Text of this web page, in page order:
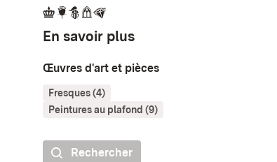
En savoir plus
Œuvres d'art et pièces
Fresques (4)
Peintures au plafond (9)
Rechercher